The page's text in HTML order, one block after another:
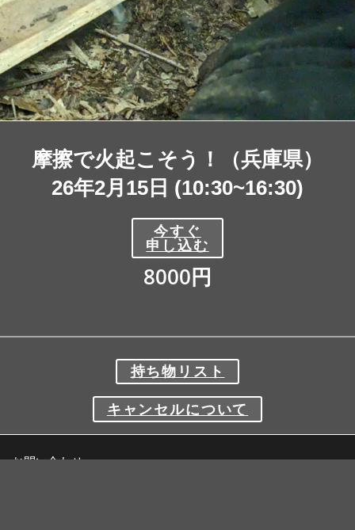
摩擦で火起こそう！（兵庫県）
26年2月15日 (10:30~16:30)
今すぐ
申し込む
8000円
持ち物リスト
キャンセルについて
お問い合わせ